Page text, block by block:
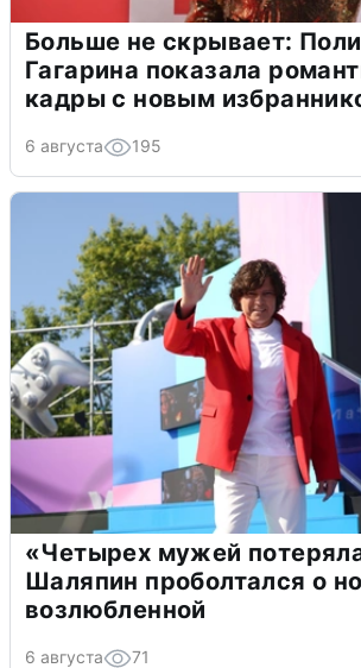
Больше не скрывает:
Гагарина показала
кадры с новым
6 августа 195
«Четырех мужей
Шаляпин проболтался о
возлюбленной
6 августа 71